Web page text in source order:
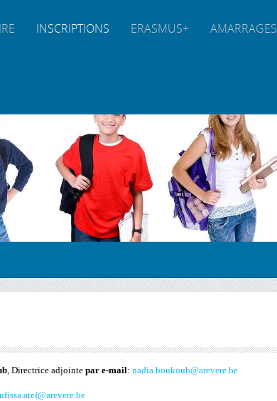
INSCRIPTIONS ERASMUS+ AMARRAGES
, Directrice adjointe par e-mail: nadia.boukoub@arevere.be